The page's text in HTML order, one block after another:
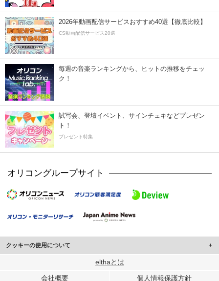
2026年動画配信サービスおすすめ40選【徹底比較】
CS動画配信サービス20選
毎週の音楽ランキングから、ヒットの推移をチェッ
ク！
試写会、登壇イベント、サインチェキなどプレゼン
ト！
プレゼント特集
オリコングループサイト
クッキーの使用について
このサイトでは Cookie を使用して、ユーザーに合わせたコンテンツや広告の
行っています。
elthaとは
会社概要 個人情報保護方針